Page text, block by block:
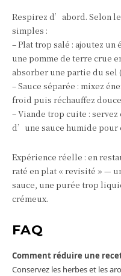
Respirez d’abord. Selon
simples :
– Plat trop salé : ajoutez
une pomme de terre crue
absorber une partie du sel
– Sauce séparée : mixez
froid puis réchauffez
– Viande trop cuite : servez
d’une sauce humide pour
Expérience réelle : en
raté en plat « revisité » —
sauce, une purée trop
crémeux.
FAQ
Comment réduire une
Conservez les herbes et les